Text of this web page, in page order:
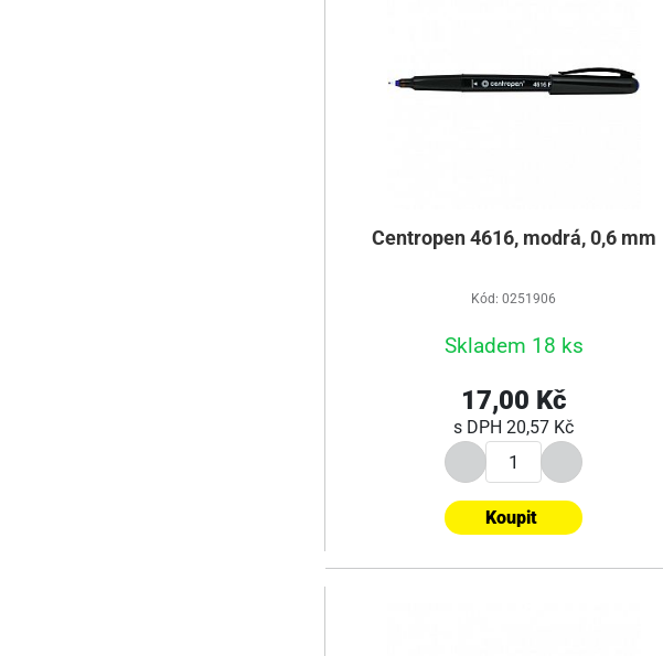
Centropen 4616, modrá, 0,6 mm
Kód: 0251906
Skladem 18 ks
17,00 Kč
s DPH 20,57 Kč
Koupit